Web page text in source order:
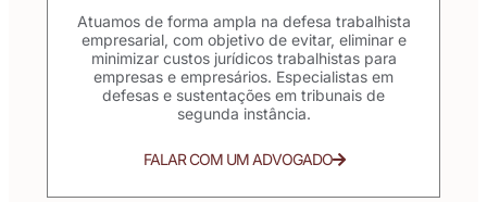
Atuamos de forma ampla na defesa trabalhista
empresarial, com objetivo de evitar, eliminar e
minimizar custos jurídicos trabalhistas para
empresas e empresários. Especialistas em
defesas e sustentações em tribunais de
segunda instância.
FALAR COM UM ADVOGADO